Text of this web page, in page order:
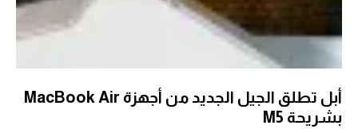
أبل تطلق الجيل الجديد من أجهزة MacBook Air
بشريحة M5